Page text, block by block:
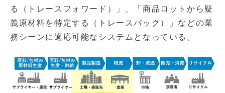
る（トレースフォワード）」、「商品ロットから疑
義原材料を特定する（トレースバック）」などの業
務シーンに適応可能なシステムとなっている。